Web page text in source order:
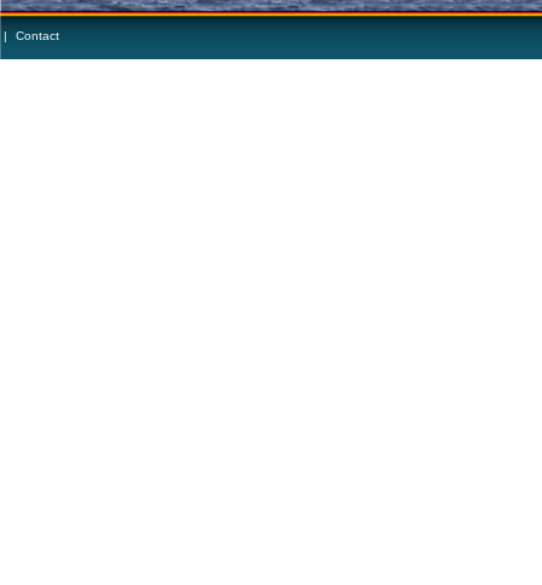
| Contact